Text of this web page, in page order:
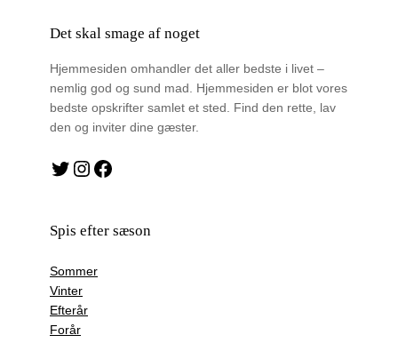
Det skal smage af noget
Hjemmesiden omhandler det aller bedste i livet –
nemlig god og sund mad. Hjemmesiden er blot vores
bedste opskrifter samlet et sted. Find den rette, lav
den og inviter dine gæster.
Twitter Instagram Facebook
Spis efter sæson
Sommer
Vinter
Efterår
Forår